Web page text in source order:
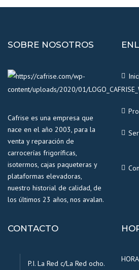
SOBRE NOSOTROS
Cafrise es una empresa que
nace en el año 2003, para la
venta y reparación de
carrocerías frigoríficas,
isotermos, cajas paqueteras y
plataformas elevadoras,
nuestro historial de calidad, de
los últimos 23 años, nos avalan.
CONTACTO
P.I. La Red c/La Red ocho.